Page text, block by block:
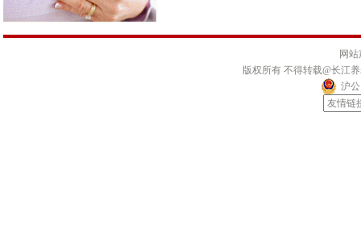
网
版权所有 不得转载@长江
沪公